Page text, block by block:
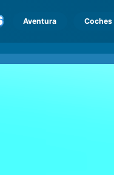
Aventura Coches